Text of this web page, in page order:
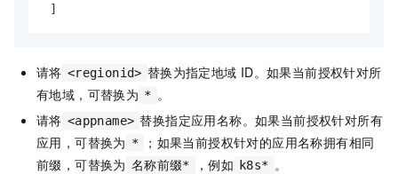
]
请将 <regionid> 替换为指定地域 ID。如果当前授权针对所
有地域，可替换为 *
。
请将 <appname> 替换指定应用名称。如果当前授权针对所有
应用，可替换为 *
；如果当前授权针对的应用名称拥有相同
前缀，可替换为 名称前缀* ，例如 k8s* 。